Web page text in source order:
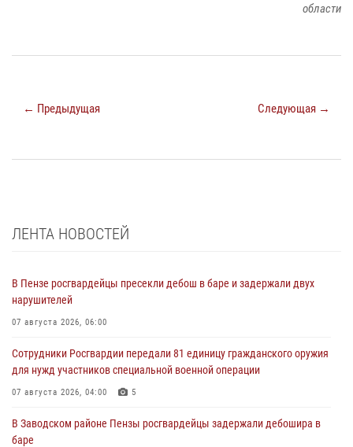
области
← Предыдущая Следующая →
ЛЕНТА НОВОСТЕЙ
В Пензе росгвардейцы пресекли дебош в баре и задержали двух
нарушителей
07 августа 2026, 06:00
Сотрудники Росгвардии передали 81 единицу гражданского оружия
для нужд участников специальной военной операции
07 августа 2026, 04:00 5
В Заводском районе Пензы росгвардейцы задержали дебошира в
баре